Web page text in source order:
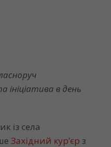
ініціатива в день
із села
Західний кур’єр з